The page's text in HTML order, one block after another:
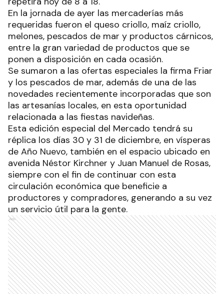
En la jornada de ayer las mercaderías más
requeridas fueron el queso criollo, maíz criollo,
melones, pescados de mar y productos cárnicos,
entre la gran variedad de productos que se
ponen a disposición en cada ocasión.
Se sumaron a las ofertas especiales la firma Friar
y los pescados de mar, además de una de las
novedades recientemente incorporadas que son
las artesanías locales, en esta oportunidad
relacionada a las fiestas navideñas.
Esta edición especial del Mercado tendrá su
réplica los días 30 y 31 de diciembre, en vísperas
de Año Nuevo, también en el espacio ubicado en
avenida Néstor Kirchner y Juan Manuel de Rosas,
siempre con el fin de continuar con esta
circulación económica que beneficie a
productores y compradores, generando a su vez
un servicio útil para la gente.
Ads